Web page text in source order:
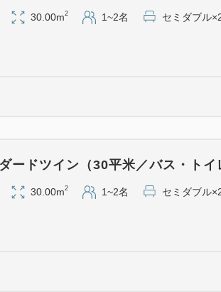
・全
・ジ
・ラ
小学
30.00m2 1~2名 セミダブル
ードツイン（30平米／バス・トイ
30.00m2 1~2名 セミダブル